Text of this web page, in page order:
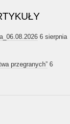
6 sierpnia
przegranych” 6